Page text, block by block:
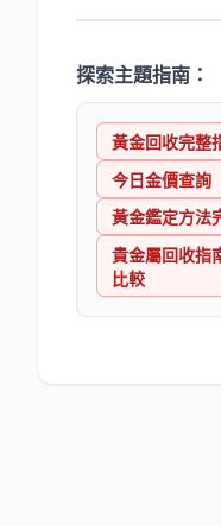
探索主題指南：
黃金回收完整
今日金價查詢
黃金鑑定方法
貴金屬回收指
比較